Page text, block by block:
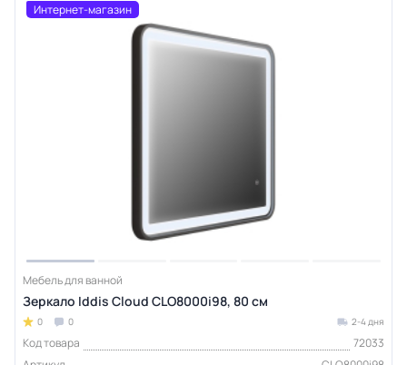
Интернет-магазин
Мебель для ванной
Зеркало Iddis Cloud CLO8000i98, 80 см
0 0 2-4 дня
Код товара
72033